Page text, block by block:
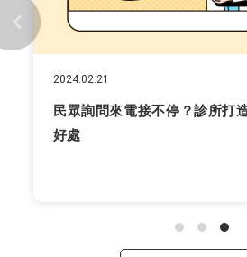
2024.02.21
民眾詢問來電接不停？診所打
好處